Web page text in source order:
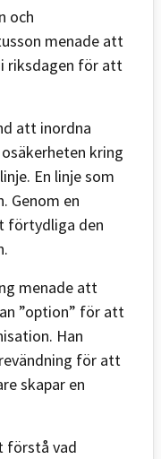
och
menade att
riksdagen för att
att inordna
kring
En linje som
Genom en
förtydliga den
menade att
”option” för att
Han
för att
skapar en
förstå vad